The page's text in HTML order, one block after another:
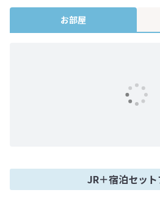
終確認画面でご確認ください。
お部屋
JR＋宿泊セッ